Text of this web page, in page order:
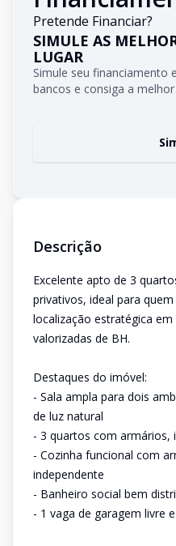
Pretende Financiar?
SIMULE AS
LUGAR
Simule seu
bancos e consiga a
Descrição
Excelente apto de 3
privativos, ideal para
localização estratégica
valorizadas de BH.
Destaques do imóvel:
- Sala ampla para dois
de luz natural
- 3 quartos com armários,
- Cozinha funcional com
independente
- Banheiro social bem
- 1 vaga de garagem livre